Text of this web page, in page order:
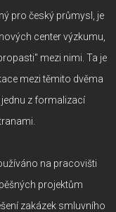
pro český průmysl, je
center výzkumu,
mezi nimi. Ta je
mezi těmito dvěma
z formalizací
na pracovišti
projektům
zakázek smluvního